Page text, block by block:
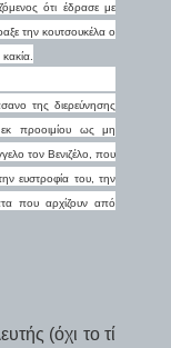
ότι έδρασε με
την κουτσουκέλα ο
της διερεύνησης
προοιμίου ως μη
τον Βενιζέλο, που
ευστροφία του, την
που αρχίζουν από
(όχι το τί